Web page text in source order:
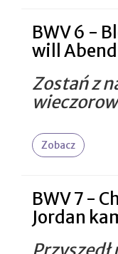
BWV 6 -
will
Zostań z
Zobacz
BWV 7 -
Jordan